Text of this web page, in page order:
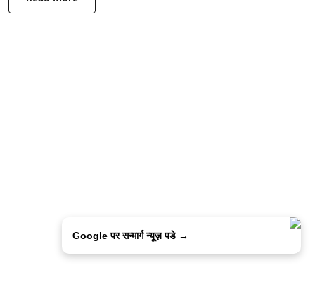
Google पर सन्मार्ग न्यूज़ पडे →